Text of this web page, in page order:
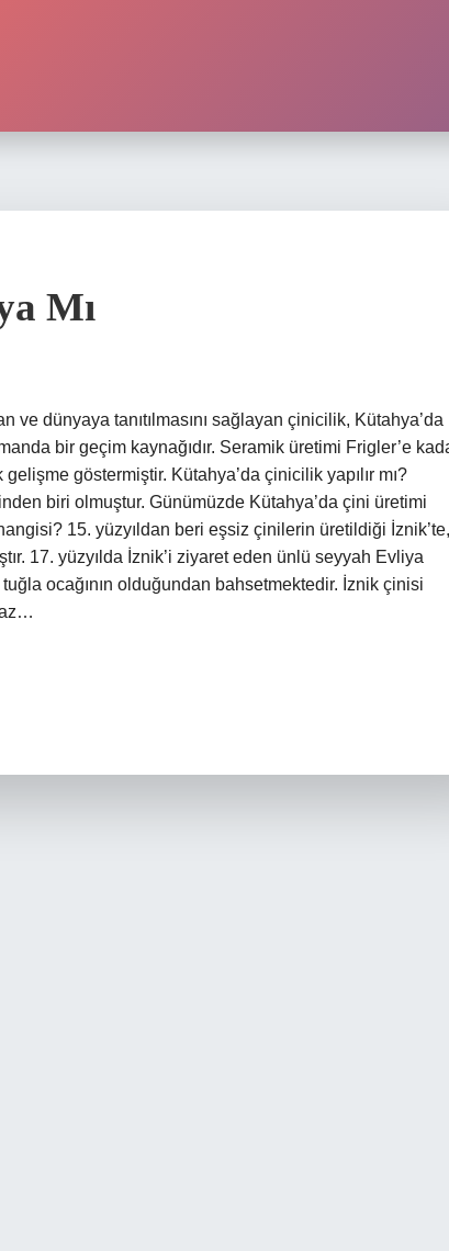
Mı
dünyaya tanıtılmasını sağlayan çinicilik, Kütahya’da
bir geçim kaynağıdır. Seramik üretimi Frigler’e
göstermiştir. Kütahya’da çinicilik yapılır mı?
biri olmuştur. Günümüzde Kütahya’da çini üretimi
15. yüzyıldan beri eşsiz çinilerin üretildiği İznik’te,
17. yüzyılda İznik’i ziyaret eden ünlü seyyah Evliya
ocağının olduğundan bahsetmektedir. İznik çinisi